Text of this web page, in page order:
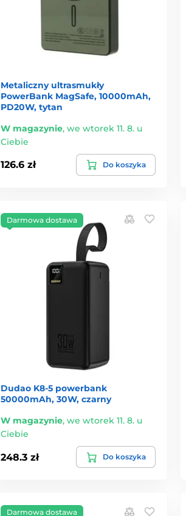
Metaliczny ultrasmukły
PowerBank MagSafe, 10000mAh,
PD20W, tytan
W magazynie, we wtorek 11. 8. u
Ciebie
126.6 zł Do koszyka
Darmowa dostawa
Dudao K8-5 powerbank
50000mAh, 30W, czarny
W magazynie, we wtorek 11. 8. u
Ciebie
248.3 zł Do koszyka
Darmowa dostawa